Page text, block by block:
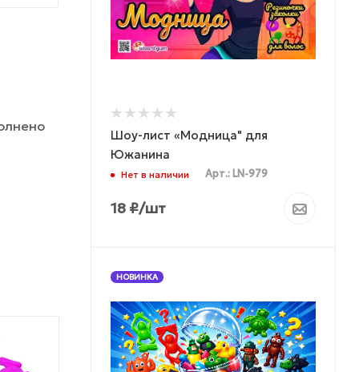
ХИТ ПРОДАЖ
Шоу-лист «Модница" для
Южанина
Нет в наличии Арт.: LN-979
18 ₽/шт
НОВИНКА